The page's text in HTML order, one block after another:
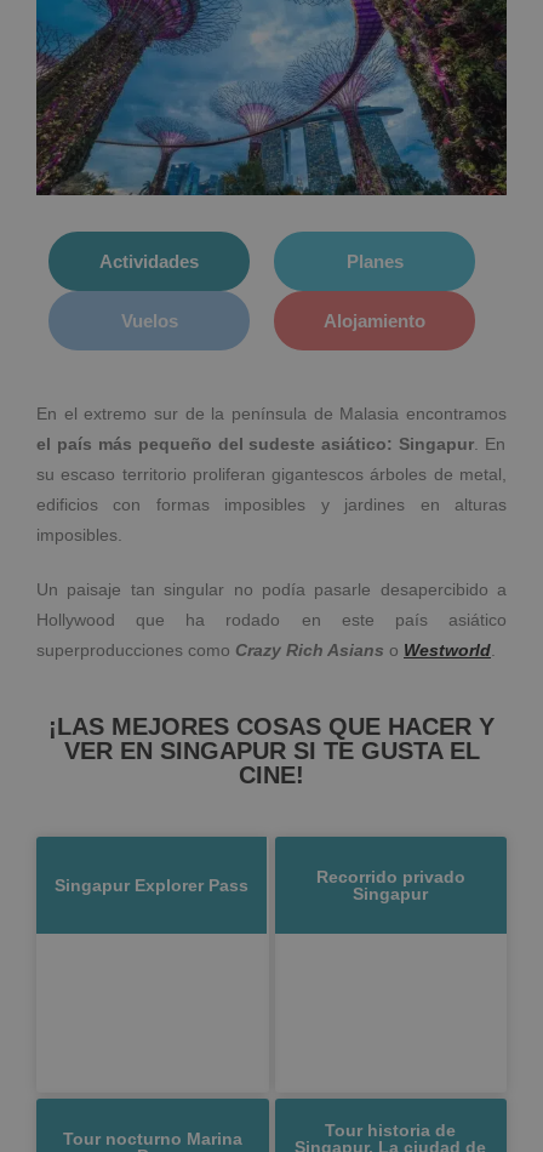
Actividades
Vuelos
Planes
Alojamiento
En el extremo sur de la península de Malasia encontramos
el país más pequeño del sudeste asiático: Singapur. En
su escaso territorio proliferan gigantescos árboles de metal,
edificios con formas imposibles y jardines en alturas
imposibles.
Un paisaje tan singular no podía pasarle desapercibido a
Hollywood que ha rodado en este país asiático
superproducciones como Crazy Rich Asians o Westworld.
¡LAS MEJORES COSAS QUE HACER Y
VER EN SINGAPUR SI TE GUSTA EL
CINE!
Singapur Explorer Pass
Recorrido privado
Singapur
Tour nocturno Marina
Tour historia de
Singapur. La ciudad de